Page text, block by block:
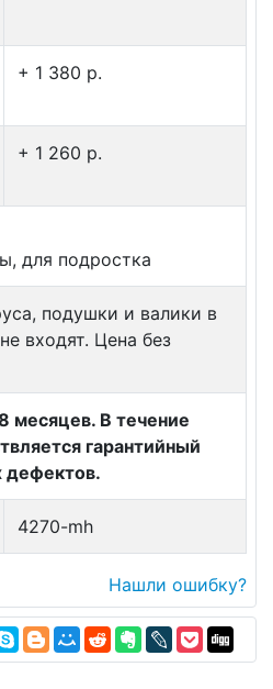
+ 1 380 p.
+ 1 260 p.
для подростка
подушки и валики в
входят. Цена без
месяцев. В течение
гарантийный
дефектов.
4270-mh
Нашли ошибку?